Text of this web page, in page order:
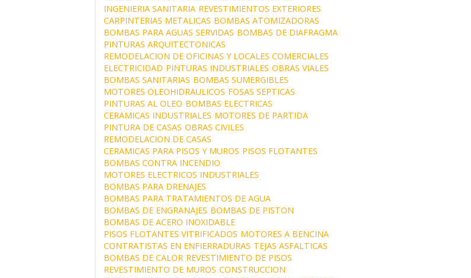
INGENIERIA SANITARIA REVESTIMIENTOS EXTERIORES
CARPINTERIAS METALICAS BOMBAS ATOMIZADORAS
BOMBAS PARA AGUAS SERVIDAS BOMBAS DE DIAFRAGMA
PINTURAS ARQUITECTONICAS
REMODELACION DE OFICINAS Y LOCALES COMERCIALES
ELECTRICIDAD PINTURAS INDUSTRIALES OBRAS VIALES
BOMBAS SANITARIAS BOMBAS SUMERGIBLES
MOTORES OLEOHIDRAULICOS FOSAS SEPTICAS
PINTURAS AL OLEO BOMBAS ELECTRICAS
CERAMICAS INDUSTRIALES MOTORES DE PARTIDA
PINTURA DE CASAS OBRAS CIVILES
REMODELACION DE CASAS
CERAMICAS PARA PISOS Y MUROS PISOS FLOTANTES
BOMBAS CONTRA INCENDIO
MOTORES ELECTRICOS INDUSTRIALES
BOMBAS PARA DRENAJES
BOMBAS PARA TRATAMIENTOS DE AGUA
BOMBAS DE ENGRANAJES BOMBAS DE PISTON
BOMBAS DE ACERO INOXIDABLE
PISOS FLOTANTES VITRIFICADOS MOTORES A BENCINA
CONTRATISTAS EN ENFIERRADURAS TEJAS ASFALTICAS
BOMBAS DE CALOR REVESTIMIENTO DE PISOS
REVESTIMIENTO DE MUROS CONSTRUCCION